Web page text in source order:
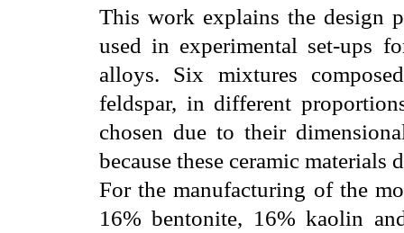
This work explains the design
used in experimental set-ups
alloys. Six mixtures
feldspar, in different
chosen due to their
because these ceramic
For the manufacturing of the
16% bentonite, 16% kaolin